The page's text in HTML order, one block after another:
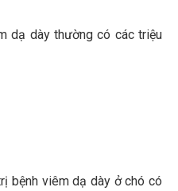
dạ dày thường có các triệu
bệnh viêm dạ dày ở chó có